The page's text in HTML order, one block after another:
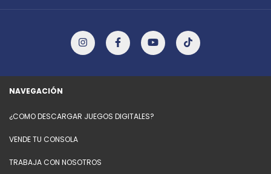
NAVEGACIÓN
¿COMO DESCARGAR JUEGOS DIGITALES?
VENDE TU CONSOLA
TRABAJA CON NOSOTROS